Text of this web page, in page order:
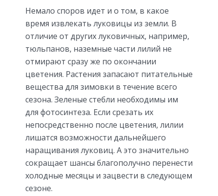
Немало споров идет и о том, в какое
время извлекать луковицы из земли. В
отличие от других луковичных, например,
тюльпанов, наземные части лилий не
отмирают сразу же по окончании
цветения. Растения запасают питательные
вещества для зимовки в течение всего
сезона. Зеленые стебли необходимы им
для фотосинтеза. Если срезать их
непосредственно после цветения, лилии
лишатся возможности дальнейшего
наращивания луковиц. А это значительно
сокращает шансы благополучно перенести
холодные месяцы и зацвести в следующем
сезоне.